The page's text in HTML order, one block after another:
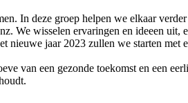
In deze groep helpen we elkaar
We wisselen ervaringen en ideeen uit,
nieuwe jaar 2023 zullen we starten met
van een gezonde toekomst en een